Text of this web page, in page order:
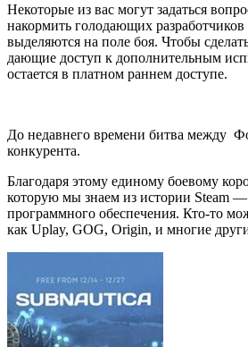
Некоторые из вас могут задаться
накормить голодающих
выделяются на поле боя. Чтобы
дающие доступ к дополнительным
остается в платном раннем доступе.
До недавнего времени битва между
конкурента.
Благодаря этому единому боевому
которую мы знаем из истории Steam —
программного обеспечения. Кто-то
как Uplay, GOG, Origin, и многие